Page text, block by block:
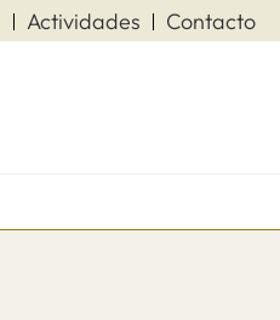
Actividades Contacto